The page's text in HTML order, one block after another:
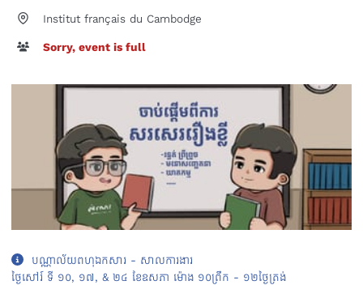
Institut français du Cambodge
Sorry, event is full
បណ្ណាល័យពហុឯកសារ - សាលការងារ
ថ្ងៃសៅរ៍ ទី ១០, ១៧, & ២៤ ខែឧសភា ម៉ោង ១០ព្រឹក - ១២ថ្ងៃត្រង់